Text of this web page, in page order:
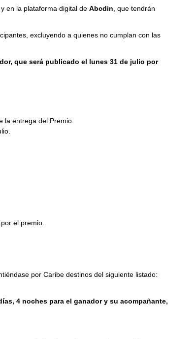
en la plataforma digital de Abcdin , que tendrán
excluyendo a quienes no cumplan con las
que será publicado el lunes 31 de julio por
la entrega del Premio.
el premio.
por Caribe destinos del siguiente listado:
4 noches para el ganador y su acompañante,